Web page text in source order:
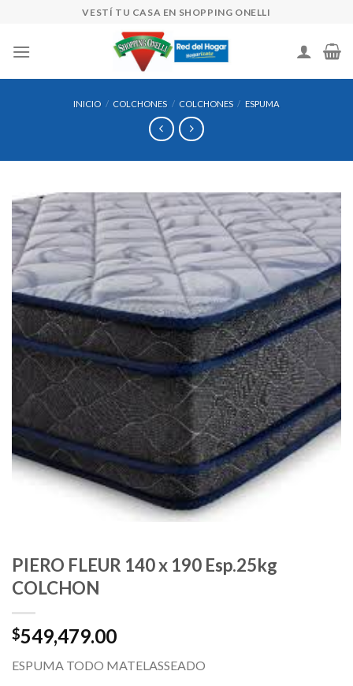
content
VESTÍ TU CASA EN SHOPPING ONELLI
INICIO / COLCHONES / COLCHONES / ESPUMA
PIERO FLEUR 140 x 190 Esp.25kg
COLCHON
$549,479.00
ESPUMA TODO MATELASSEADO